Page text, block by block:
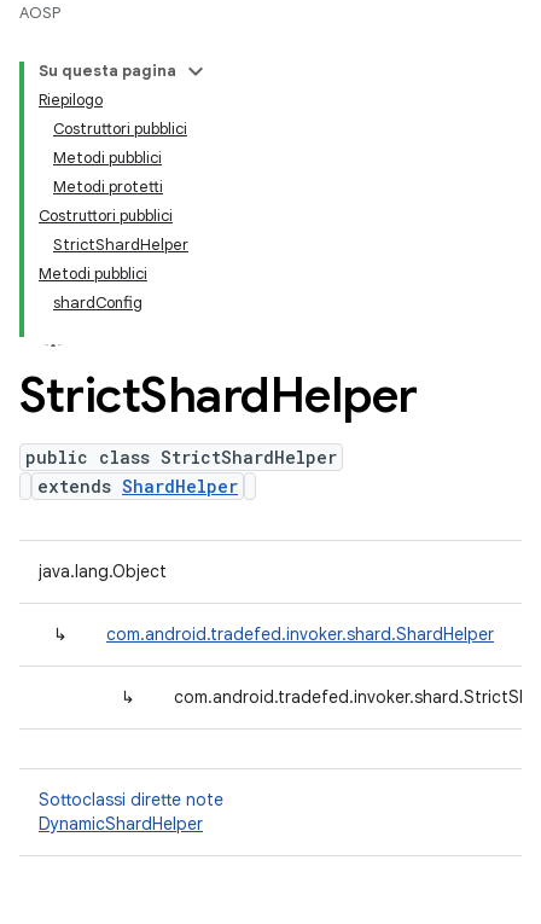
AOSP
Su questa pagina
Riepilogo
Costruttori pubblici
Metodi pubblici
Metodi protetti
Costruttori pubblici
StrictShardHelper
Metodi pubblici
shardConfig
StrictShardHelper
public class StrictShardHelper
extends ShardHelper
java.lang.Object
↳ com.android.tradefed.invoker.shard.ShardHelper
↳
Sottoclassi dirette note
DynamicShardHelper